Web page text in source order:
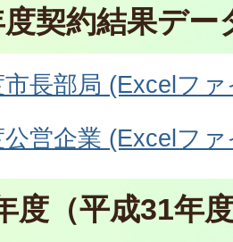
契約結果デー
長部局 (Excelフ
営企業 (Excelフ
度（平成31年